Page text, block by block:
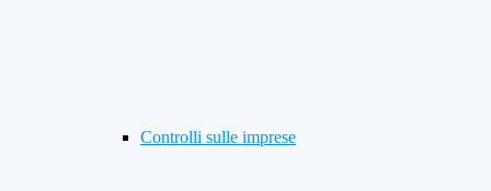
Controlli sulle imprese